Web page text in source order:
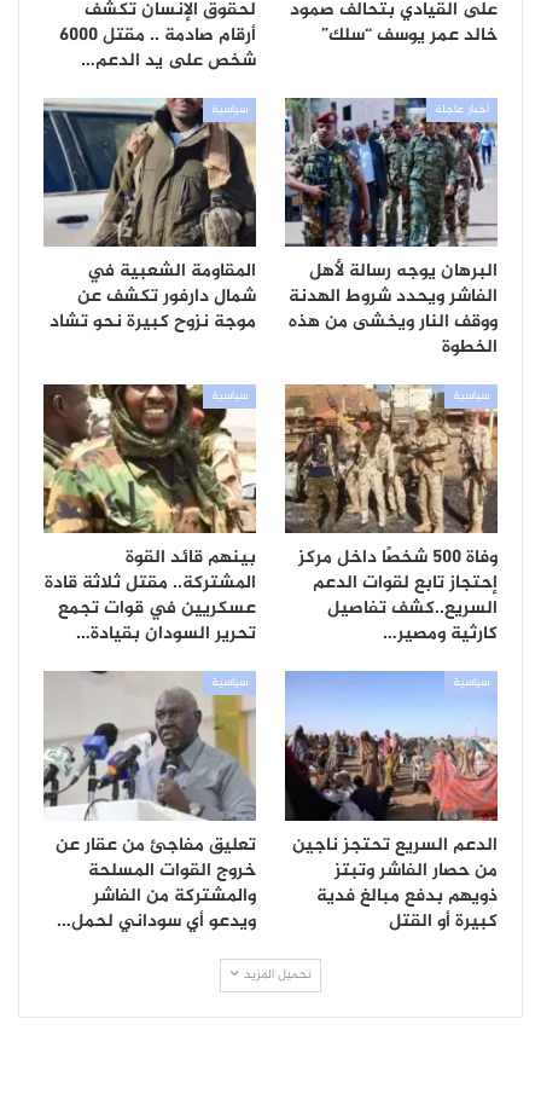
على القيادي بتحالف صمود
خالد عمر يوسف “سلك”
لحقوق الإنسان تكشف
أرقام صادمة .. مقتل 6000
شخص على يد الدعم…
أخبار عاجلة
البرهان يوجه رسالة لأهل
الفاشر ويحدد شروط الهدنة
ووقف النار ويخشى من هذه
الخطوة
سياسية
المقاومة الشعبية في
شمال دارفور تكشف عن
موجة نزوح كبيرة نحو تشاد
سياسية
وفاة 500 شخصًا داخل مركز
إحتجاز تابع لقوات الدعم
السريع..كشف تفاصيل
كارثية ومصير…
سياسية
بينهم قائد القوة
المشتركة.. مقتل ثلاثة قادة
عسكريين في قوات تجمع
تحرير السودان بقيادة…
سياسية
الدعم السريع تحتجز ناجين
من حصار الفاشر وتبتز
ذويهم بدفع مبالغ فدية
كبيرة أو القتل
سياسية
تعليق مفاجئ من عقار عن
خروج القوات المسلحة
والمشتركة من الفاشر
ويدعو أي سوداني لحمل…
تحميل المزيد